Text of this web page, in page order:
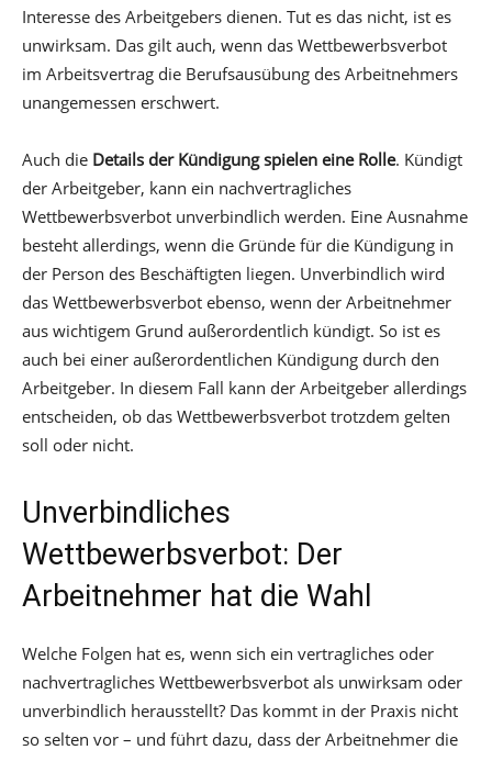
Interesse des Arbeitgebers dienen. Tut es das nicht, ist es
unwirksam. Das gilt auch, wenn das Wettbewerbsverbot
im Arbeitsvertrag die Berufsausübung des Arbeitnehmers
unangemessen erschwert.
Auch die Details der Kündigung spielen eine Rolle. Kündigt
der Arbeitgeber, kann ein nachvertragliches
Wettbewerbsverbot unverbindlich werden. Eine Ausnahme
besteht allerdings, wenn die Gründe für die Kündigung in
der Person des Beschäftigten liegen. Unverbindlich wird
das Wettbewerbsverbot ebenso, wenn der Arbeitnehmer
aus wichtigem Grund außerordentlich kündigt. So ist es
auch bei einer außerordentlichen Kündigung durch den
Arbeitgeber. In diesem Fall kann der Arbeitgeber allerdings
entscheiden, ob das Wettbewerbsverbot trotzdem gelten
soll oder nicht.
Unverbindliches
Wettbewerbsverbot: Der
Arbeitnehmer hat die Wahl
Welche Folgen hat es, wenn sich ein vertragliches oder
nachvertragliches Wettbewerbsverbot als unwirksam oder
unverbindlich herausstellt? Das kommt in der Praxis nicht
so selten vor – und führt dazu, dass der Arbeitnehmer die